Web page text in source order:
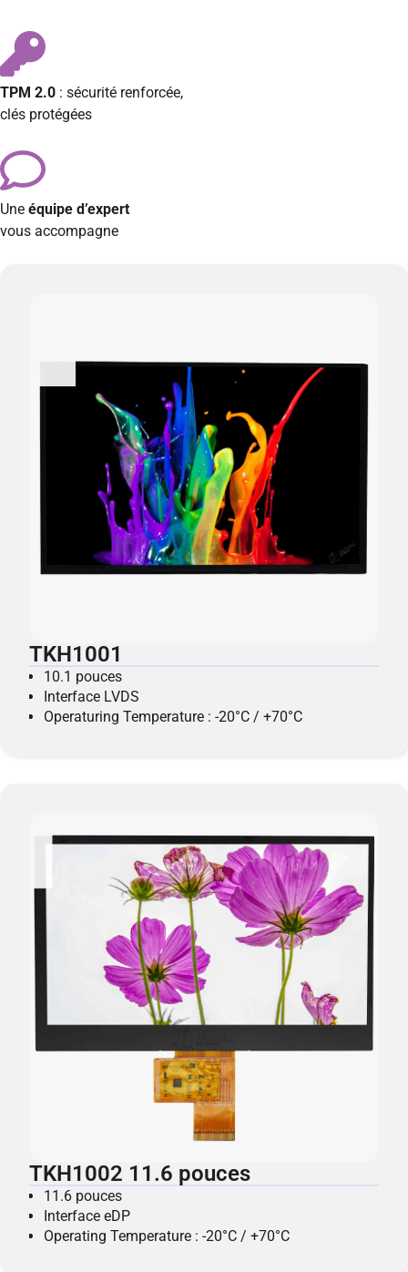
TPM 2.0 : sécurité renforcée,
clés protégées
Une équipe d’expert
vous accompagne
TKH1001
10.1 pouces
Interface LVDS
Operaturing Temperature : -20°C / +70°C
TKH1002 11.6 pouces
11.6 pouces
Interface eDP
Operating Temperature : -20°C / +70°C